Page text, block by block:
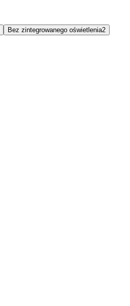
Bez zintegrowanego oświetlenia2